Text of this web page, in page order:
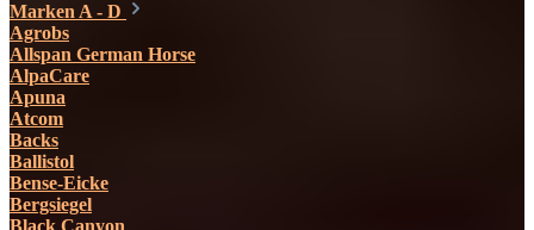
Marken A - D
Agrobs
Allspan German Horse
AlpaCare
Apuna
Atcom
Backs
Ballistol
Bense-Eicke
Bergsiegel